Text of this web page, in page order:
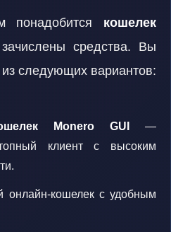
понадобится кошелек
средства. Вы
следующих вариантов:
Monero GUI
—
клиент с высоким
онлайн-кошелек с удобным